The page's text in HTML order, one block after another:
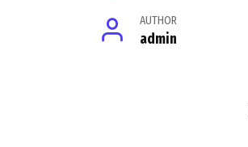
AUTHOR
admin